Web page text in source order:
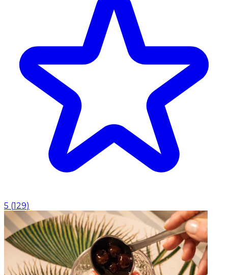
5 (129)